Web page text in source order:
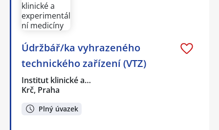
Údržbář/ka vyhrazeného
technického zařízení (VTZ)
Institut klinické a…
Krč, Praha
Plný úvazek